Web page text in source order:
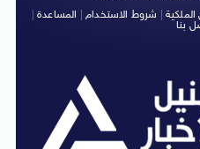
شروط الاستخدام| المساعدة|
بنا